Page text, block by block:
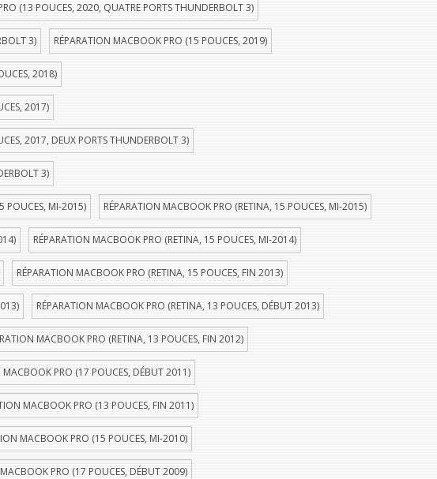
(13 POUCES, 2020, QUATRE PORTS THUNDERBOLT 3)
3) RÉPARATION MACBOOK PRO (15 POUCES, 2019)
2018)
2017)
2017, DEUX PORTS THUNDERBOLT 3)
3)
POUCES, MI-2015) RÉPARATION MACBOOK PRO (RETINA, 15 POUCES, MI-2015)
RÉPARATION MACBOOK PRO (RETINA, 15 POUCES, MI-2014)
RÉPARATION MACBOOK PRO (RETINA, 15 POUCES, FIN 2013)
RÉPARATION MACBOOK PRO (RETINA, 13 POUCES, DÉBUT 2013)
MACBOOK PRO (RETINA, 13 POUCES, FIN 2012)
MACBOOK PRO (17 POUCES, DÉBUT 2011)
MACBOOK PRO (13 POUCES, FIN 2011)
MACBOOK PRO (15 POUCES, MI-2010)
PRO (17 POUCES, DÉBUT 2009)